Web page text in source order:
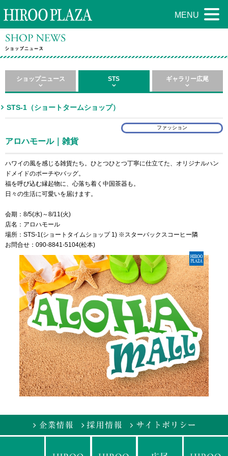
MENU
ショップニュース STS ギャラリー広尾
STS-1（ショートタームショップ）
ファッション
アロハモール｜雑貨
ハワイの風を感じる雑貨たち。ひとつひとつ丁寧に仕立てた、オリジナルハン
ドメイドのポーチやバッグ。
福を呼び込む縁起物に、心落ち着く中国茶器も。
日々の生活に可愛いを届けます。
会期：8/5(水)～8/11(火)
店名：アロハモール
場所：STS-1(ショートタイムショップ 1) ※スターバックスコーヒー隣
お問合せ：090-8841-5104(松本)